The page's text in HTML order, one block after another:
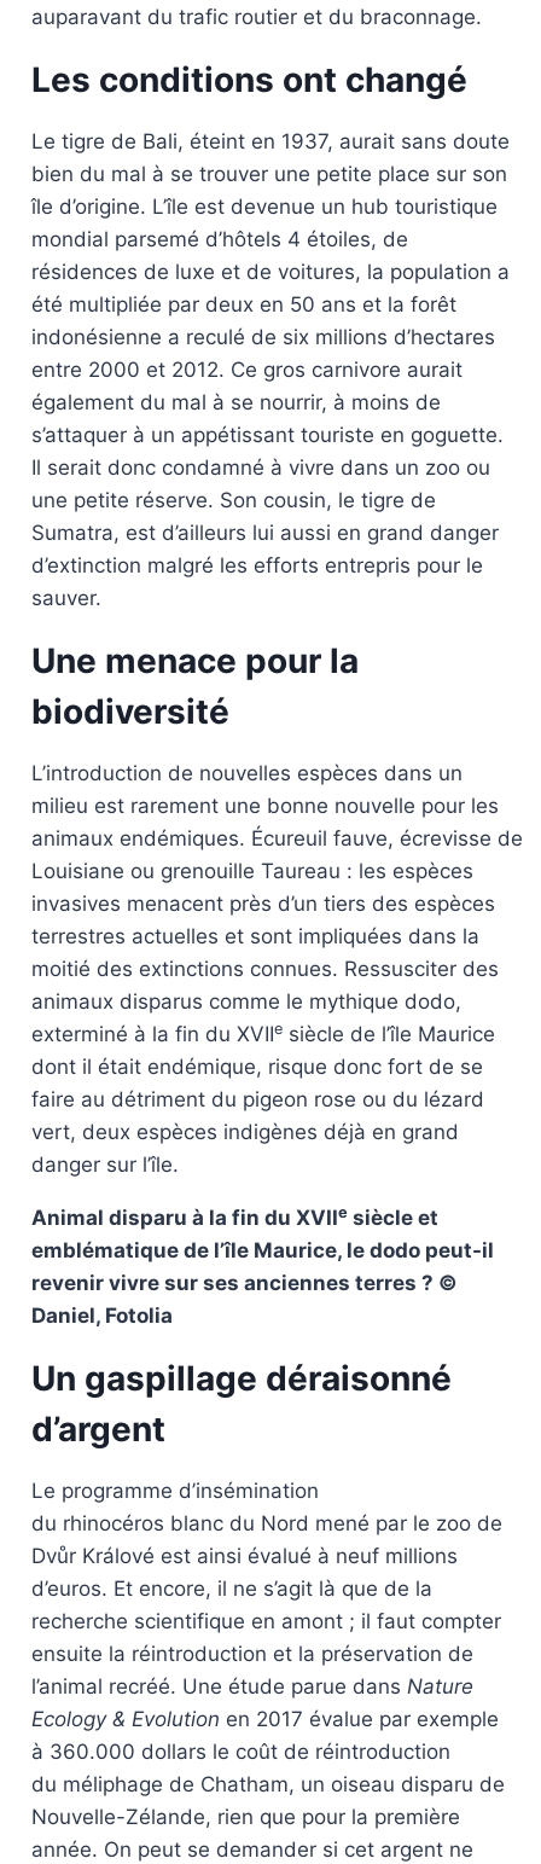
auparavant du trafic routier et du braconnage.
Les conditions ont changé
Le tigre de Bali, éteint en 1937, aurait sans doute
bien du mal à se trouver une petite place sur son
île d’origine. L’île est devenue un hub touristique
mondial parsemé d’hôtels 4 étoiles, de
résidences de luxe et de voitures, la population a
été multipliée par deux en 50 ans et la forêt
indonésienne a reculé de six millions d’hectares
entre 2000 et 2012. Ce gros carnivore aurait
également du mal à se nourrir, à moins de
s’attaquer à un appétissant touriste en goguette.
Il serait donc condamné à vivre dans un zoo ou
une petite réserve. Son cousin, le tigre de
Sumatra, est d’ailleurs lui aussi en grand danger
d’extinction malgré les efforts entrepris pour le
sauver.
Une menace pour la
biodiversité
L’introduction de nouvelles espèces dans un
milieu est rarement une bonne nouvelle pour les
animaux endémiques. Écureuil fauve, écrevisse de
Louisiane ou grenouille Taureau : les espèces
invasives menacent près d’un tiers des espèces
terrestres actuelles et sont impliquées dans la
moitié des extinctions connues. Ressusciter des
animaux disparus comme le mythique dodo,
exterminé à la fin du XVIIesiècle de l’île Maurice
dont il était endémique, risque donc fort de se
faire au détriment du pigeon rose ou du lézard
vert, deux espèces indigènes déjà en grand
danger sur l’île.
Animal disparu à la fin du XVIIe siècle et
emblématique de l’île Maurice, le dodo peut-il
revenir vivre sur ses anciennes terres ? ©
Daniel, Fotolia
Un gaspillage déraisonné
d’argent
Le programme d’insémination
du rhinocéros blanc du Nord mené par le zoo de
Dvůr Králové est ainsi évalué à neuf millions
d’euros. Et encore, il ne s’agit là que de la
recherche scientifique en amont ; il faut compter
ensuite la réintroduction et la préservation de
l’animal recréé. Une étude parue dans Nature
Ecology & Evolution en 2017 évalue par exemple
à 360.000 dollars le coût de réintroduction
du méliphage de Chatham, un oiseau disparu de
Nouvelle-Zélande, rien que pour la première
année. On peut se demander si cet argent ne